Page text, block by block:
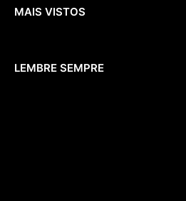
MAIS VISTOS
LEMBRE SEMPRE